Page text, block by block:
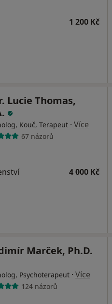
1 200 Kč
Lucie Thomas,
Kouč, Terapeut · Více
67 názorů
4 000 Kč
Marček, Ph.D.
Psychoterapeut · Více
124 názorů